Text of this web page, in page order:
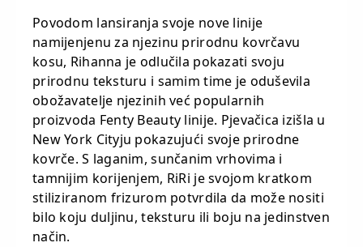
Povodom lansiranja svoje nove linije
namijenjenu za njezinu prirodnu kovrčavu
kosu, Rihanna je odlučila pokazati svoju
prirodnu teksturu i samim time je oduševila
obožavatelje njezinih već popularnih
proizvoda Fenty Beauty linije. Pjevačica izišla u
New York Cityju pokazujući svoje prirodne
kovrče. S laganim, sunčanim vrhovima i
tamnijim korijenjem, RiRi je svojom kratkom
stiliziranom frizurom potvrdila da može nositi
bilo koju duljinu, teksturu ili boju na jedinstven
način.